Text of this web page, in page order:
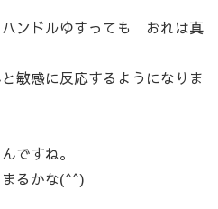
ハンドルゆすっても おれは真
敏感に反応するようになりま
ですね。
るかな(^^)